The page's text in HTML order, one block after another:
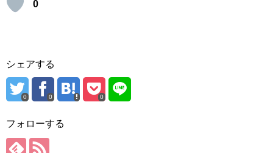
0
シェアする
0 0 0
フォローする